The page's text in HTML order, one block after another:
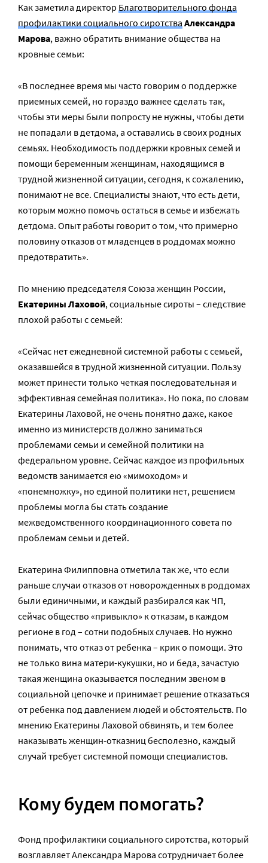
Как заметила директор Благотворительного фонда
профилактики социального сиротстваАлександра
Марова, важно обратить внимание общества на
кровные семьи:
«В последнее время мы часто говорим о поддержке
приемных семей, но гораздо важнее сделать так,
чтобы эти меры были попросту не нужны, чтобы дети
не попадали в детдома, а оставались в своих родных
семьях. Необходимость поддержки кровных семей и
помощи беременным женщинам, находящимся в
трудной жизненной ситуации, сегодня, к сожалению,
понимают не все. Специалисты знают, что есть дети,
которым можно помочь остаться в семье и избежать
детдома. Опыт работы говорит о том, что примерно
половину отказов от младенцев в роддомах можно
предотвратить».
По мнению председателя Союза женщин России,
Екатерины Лаховой, социальные сироты – следствие
плохой работы с семьей:
«Сейчас нет ежедневной системной работы с семьей,
оказавшейся в трудной жизненной ситуации. Пользу
может принести только четкая последовательная и
эффективная семейная политика». Но пока, по словам
Екатерины Лаховой, не очень понятно даже, какое
именно из министерств должно заниматься
проблемами семьи и семейной политики на
федеральном уровне. Сейчас каждое из профильных
ведомств занимается ею «мимоходом» и
«понемножку», но единой политики нет, решением
проблемы могла бы стать создание
межведомственного координационного совета по
проблемам семьи и детей.
Екатерина Филипповна отметила так же, что если
раньше случаи отказов от новорожденных в роддомах
были единичными, и каждый разбирался как ЧП,
сейчас общество «привыкло» к отказам, в каждом
регионе в год – сотни подобных случаев. Но нужно
понимать, что отказ от ребенка – крик о помощи. Это
не только вина матери-кукушки, но и беда, зачастую
такая женщина оказывается последним звеном в
социальной цепочке и принимает решение отказаться
от ребенка под давлением людей и обстоятельств. По
мнению Екатерины Лаховой обвинять, и тем более
наказывать женщин-отказниц бесполезно, каждый
случай требует системной помощи специалистов.
Кому будем помогать?
Фонд профилактики социального сиротства, который
возглавляет Александра Марова сотрудничает более